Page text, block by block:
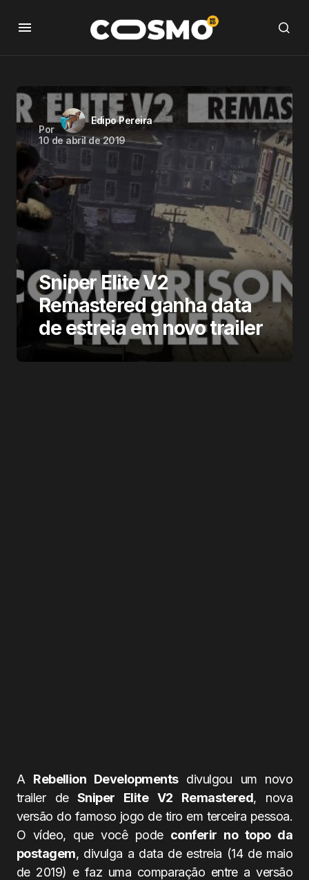
Por
Edipo Pereira
10 de abril de 2019
Sniper Elite V2
Remastered ganha data
de estreia em novo trailer
A Rebellion Developmentsdivulgou um novo
trailer deSniper Elite V2 Remastered, nova
versão do famoso jogo de tiro em terceira pessoa.
O vídeo, que você pode conferir no topo da
postagem, divulga a data de estreia (14 de maio
de 2019) e faz uma comparação entre a versão